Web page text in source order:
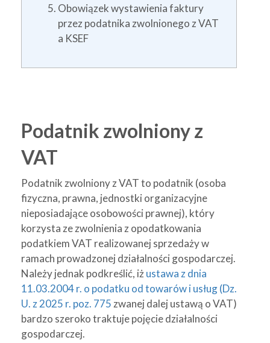
Obowiązek wystawienia faktury
przez podatnika zwolnionego z VAT
a KSEF
Podatnik zwolniony z
VAT
Podatnik zwolniony z VAT to podatnik (osoba
fizyczna, prawna, jednostki organizacyjne
nieposiadające osobowości prawnej), który
korzysta ze zwolnienia z opodatkowania
podatkiem VAT realizowanej sprzedaży w
ramach prowadzonej działalności gospodarczej.
Należy jednak podkreślić, iżustawa z dnia
11.03.2004 r. o podatku od towarów i usług (Dz.
U. z 2025 r. poz. 775 zwanej dalej ustawą o VAT)
bardzo szeroko traktuje pojęcie działalności
gospodarczej.